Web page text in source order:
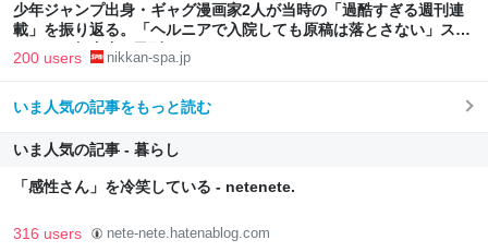
少年ジャンプ出身・ギャグ漫画家2人が当時の「過酷すぎる週刊連
載」を振り返る。「ヘルニアで入院しても原稿は落とさない」スト
イックな舞台裏 | 日刊SPA!
200 users nikkan-spa.jp
いま人気の記事をもっと読む
いま人気の記事 - 暮らし
「感性さん」を冷笑している - netenete.
316 users nete-nete.hatenablog.com